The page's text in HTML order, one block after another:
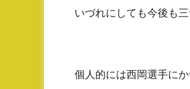
いづれにしても今後も
個人的には西岡選手に